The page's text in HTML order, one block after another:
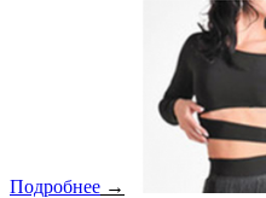
Подробнее →